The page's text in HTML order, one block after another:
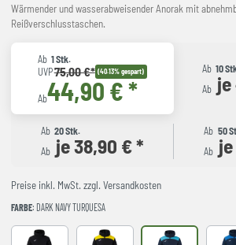
Wärmender und wasserabweisender Anorak mit
Reißverschlusstaschen.
Ab 1 Stk.
UVP75,00 €* (40.13% gespart)
Ab44,90 € *
Ab 10
Ab je
Ab 20 Stk.
Ab je 38,90 € *
Ab 50
Ab
Preise inkl. MwSt. zzgl. Versandkosten
FARBE: DARK NAVY TURQUESA